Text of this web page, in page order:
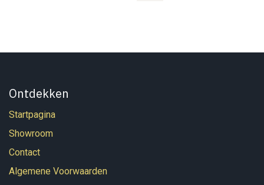
Ontdekken
Startpagina
Showroom
Contact
Algemene Voorwaarden